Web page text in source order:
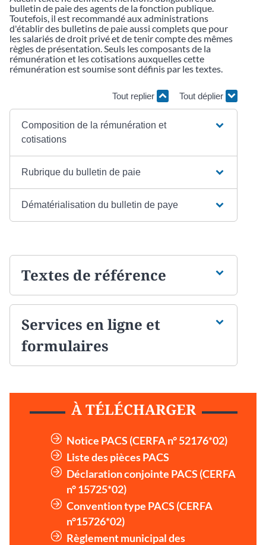
bulletin de paie des agents de la fonction publique.
Toutefois, il est recommandé aux administrations
d'établir des bulletins de paie aussi complets que pour
les salariés de droit privé et de tenir compte des mêmes
règles de présentation. Seuls les composants de la
rémunération et les cotisations auxquelles cette
rémunération est soumise sont définis par les textes.
Tout replier Tout déplier
Composition de la rémunération et
cotisations
Rubrique du bulletin de paie
Dématérialisation du bulletin de paye
Textes de référence
Services en ligne et
formulaires
À TÉLÉCHARGER
Notice PACS (CERFA n° 52176*02)
Liste des pièces PACS
Déclaration conjointe PACS (CERFA
n° 15725*02)
Convention type PACS (CERFA
n°15726*02)
Règlement municipal des